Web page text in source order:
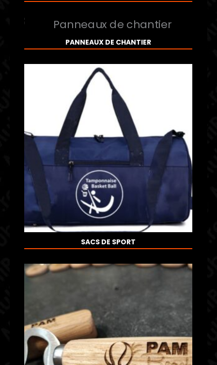
PANNEAUX DE CHANTIER
SACS DE SPORT